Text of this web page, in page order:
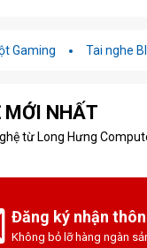
Gaming Tai nghe
MỚI NHẤT
từ Long Hưng
Đăng ký nhận
Không bỏ lỡ hàng ngàn